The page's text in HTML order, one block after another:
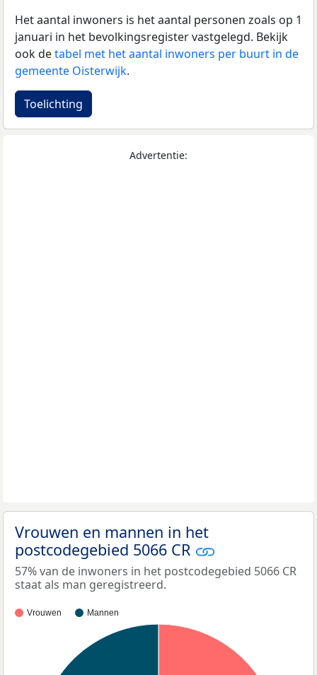
Het aantal inwoners is het aantal personen zoals op 1
januari in het bevolkingsregister vastgelegd. Bekijk
ook detabel met het aantal inwoners per buurt in de
gemeente Oisterwijk.
Toelichting
Advertentie:
Vrouwen en mannen in het
postcodegebied 5066 CR
57% van de inwoners in het postcodegebied 5066 CR
staat als man geregistreerd.
Vrouwen Mannen